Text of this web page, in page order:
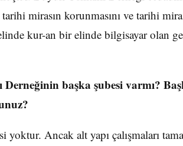
mirasın korunmasını ve tarihi
kur-an bir elinde bilgisayar olan
başka şubesi varmı?
yoktur. Ancak alt yapı çalışmaları